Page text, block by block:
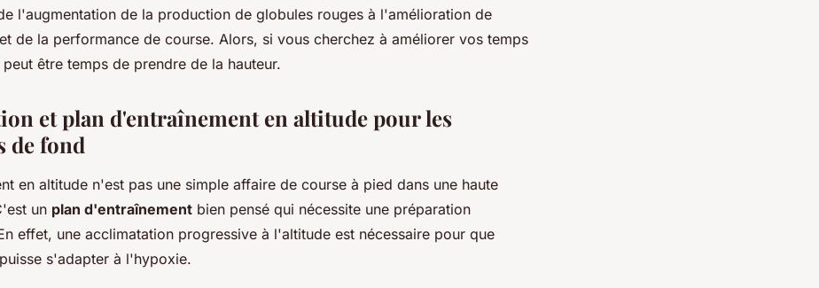
l'augmentation de la production de globules rouges à l'amélioration de
de la performance de course. Alors, si vous cherchez à améliorer vos temps
être temps de prendre de la hauteur.
et plan d'entraînement en altitude pour les
de fond
en altitude n'est pas une simple affaire de course à pied dans une haute
un plan d'entraînement bien pensé qui nécessite une préparation
effet, une acclimatation progressive à l'altitude est nécessaire pour que
s'adapter à l'hypoxie.